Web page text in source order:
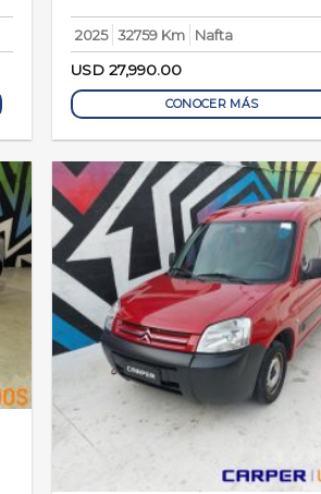
2025 32759 Km
Nafta
USD 27,990.00
CONOCER MÁS